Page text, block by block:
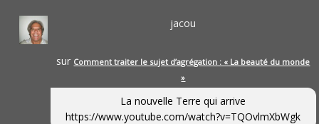
jacou
sur Comment traiter le sujet d’agrégation : « La beauté du monde
»
La nouvelle Terre qui arrive
https://www.youtube.com/watch?v=TQOvlmXbWgk